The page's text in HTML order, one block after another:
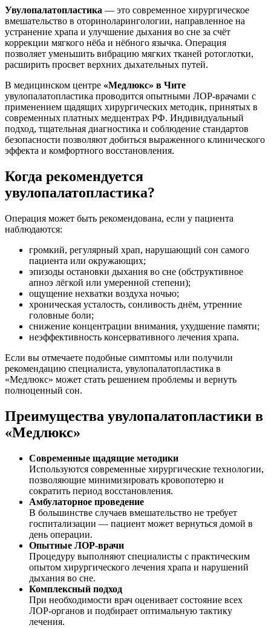
Увулопалатопластика — это современное хирургическое
вмешательство в оториноларингологии, направленное на
устранение храпа и улучшение дыхания во сне за счёт
коррекции мягкого нёба и нёбного язычка. Операция
позволяет уменьшить вибрацию мягких тканей ротоглотки,
расширить просвет верхних дыхательных путей.
В медицинском центре «Медлюкс» в Чите
увулопалатопластика проводится опытными ЛОР-врачами с
применением щадящих хирургических методик, принятых в
современных платных медцентрах РФ. Индивидуальный
подход, тщательная диагностика и соблюдение стандартов
безопасности позволяют добиться выраженного клинического
эффекта и комфортного восстановления.
Когда рекомендуется
увулопалатопластика?
Операция может быть рекомендована, если у пациента
наблюдаются:
громкий, регулярный храп, нарушающий сон самого
пациента или окружающих;
эпизоды остановки дыхания во сне (обструктивное
апноэ лёгкой или умеренной степени);
ощущение нехватки воздуха ночью;
хроническая усталость, сонливость днём, утренние
головные боли;
снижение концентрации внимания, ухудшение памяти;
неэффективность консервативного лечения храпа.
Если вы отмечаете подобные симптомы или получили
рекомендацию специалиста, увулопалатопластика в
«Медлюкс» может стать решением проблемы и вернуть
полноценный сон.
Преимущества увулопалатопластики в
«Медлюкс»
Современные щадящие методики
Используются современные хирургические технологии,
позволяющие минимизировать кровопотерю и
сократить период восстановления.
Амбулаторное проведение
В большинстве случаев вмешательство не требует
госпитализации — пациент может вернуться домой в
день операции.
Опытные ЛОР-врачи
Процедуру выполняют специалисты с практическим
опытом хирургического лечения храпа и нарушений
дыхания во сне.
Комплексный подход
При необходимости врач оценивает состояние всех
ЛОР-органов и подбирает оптимальную тактику
лечения.